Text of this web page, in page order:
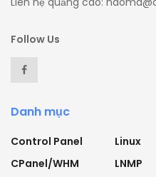
Follow Us
Danh mục
Control Panel
CPanel/WHM
Linux
LNMP